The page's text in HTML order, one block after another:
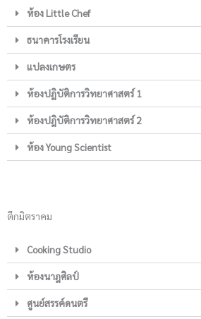
ห้อง Little Chef
ธนาคารโรงเรียน
แปลงเกษตร
ห้องปฎิบัติการวิทยาศาสตร์ 1
ห้องปฎิบัติการวิทยาศาสตร์ 2
ห้อง Young Scientist
ตึกมิตราคม
Cooking Studio
ห้องนาฎศิลป์
ศูนย์สรรค์ดนตรี